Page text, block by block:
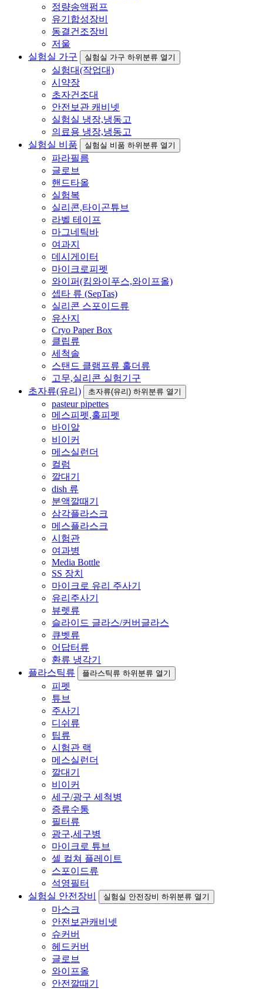
정량송액펌프
유기합성장비
동결건조장비
저울
실험실 가구
실험실 가구 하위분류 열기
실험대(작업대)
시약장
초자건조대
안전보관 캐비넷
실험실 냉장,냉동고
의료용 냉장,냉동고
실험실 비품
실험실 비품 하위분류 열기
파라필름
글로브
핸드타올
실험복
실리콘,타이곤튜브
라벨 테이프
마그네틱바
여과지
데시게이터
마이크로피펫
와이퍼(킴와이푸스,와이프올)
셉타 류 (SepTas)
실리콘 스포이드류
유산지
Cryo Paper Box
클립류
세척솔
스탠드 클램프류 홀더류
고무,실리콘 실험기구
초자류(유리)
초자류(유리) 하위분류 열기
pasteur pipettes
메스피펫,홀피펫
바이알
비이커
메스실런더
컬럼
깔대기
dish 류
분액깔때기
삼각플라스크
메스플라스크
시험관
여과병
Media Bottle
SS 장치
마이크로 유리 주사기
유리주사기
뷰렛류
슬라이드 글라스/커버글라스
큐벳류
어답터류
환류 냉각기
플라스틱류
플라스틱류 하위분류 열기
피펫
튜브
주사기
디쉬류
팁류
시험관 랙
메스실런더
깔대기
비이커
세구/광구 세척병
증류수통
필터류
광구,세구병
마이크로 튜브
셀 컬쳐 플레이트
스포이드류
석영필터
실험실 안전장비
실험실 안전장비 하위분류 열기
마스크
안전보관캐비넷
슈커버
헤드커버
글로브
와이프올
안전깔때기